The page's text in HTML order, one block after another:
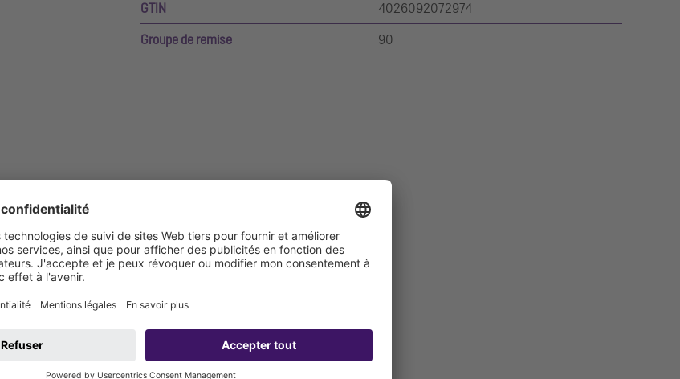
GTIN 4026092072974
Groupe de remise 90